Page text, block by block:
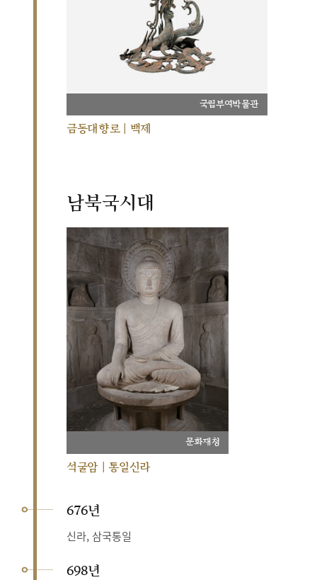
국립부여박물관
금동대향로 | 백제
남북국시대
문화재청
석굴암 | 통일신라
676년
신라, 삼국통일
698년